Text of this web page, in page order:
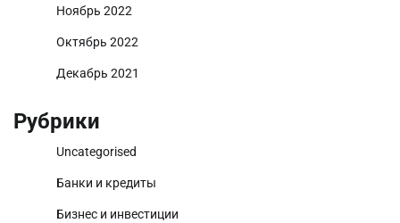
Ноябрь 2022
Октябрь 2022
Декабрь 2021
Рубрики
Uncategorised
Банки и кредиты
Бизнес и инвестиции